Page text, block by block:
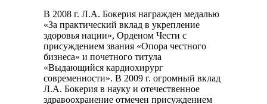
В 2008 г. Л.А. Бокерия награжден медалью
«За практический вклад в укрепление
здоровья нации», Орденом Чести с
присуждением звания «Опора честного
бизнеса» и почетного титула
«Выдающийся кардиохирург
современности». В 2009 г. огромный вклад
Л.А. Бокерия в науку и отечественное
здравоохранение отмечен присуждением